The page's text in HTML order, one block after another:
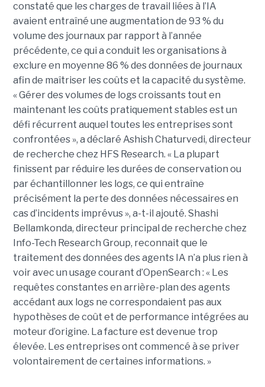
constaté que les charges de travail liées à l’IA
avaient entraîné une augmentation de 93 % du
volume des journaux par rapport à l’année
précédente, ce qui a conduit les organisations à
exclure en moyenne 86 % des données de journaux
afin de maîtriser les coûts et la capacité du système.
« Gérer des volumes de logs croissants tout en
maintenant les coûts pratiquement stables est un
défi récurrent auquel toutes les entreprises sont
confrontées », a déclaré Ashish Chaturvedi, directeur
de recherche chez HFS Research. « La plupart
finissent par réduire les durées de conservation ou
par échantillonner les logs, ce qui entraîne
précisément la perte des données nécessaires en
cas d’incidents imprévus », a-t-il ajouté. Shashi
Bellamkonda, directeur principal de recherche chez
Info-Tech Research Group, reconnait que le
traitement des données des agents IA n’a plus rien à
voir avec un usage courant d’OpenSearch : « Les
requêtes constantes en arrière-plan des agents
accédant aux logs ne correspondaient pas aux
hypothèses de coût et de performance intégrées au
moteur d’origine. La facture est devenue trop
élevée. Les entreprises ont commencé à se priver
volontairement de certaines informations. »